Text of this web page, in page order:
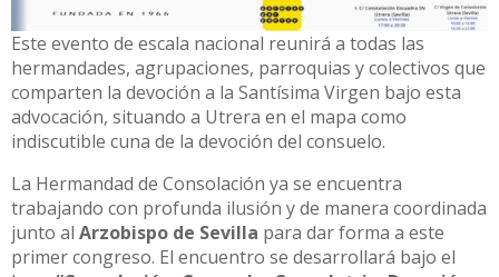
Este evento de escala nacional reunirá a todas las
hermandades, agrupaciones, parroquias y colectivos que
comparten la devoción a la Santísima Virgen bajo esta
advocación, situando a Utrera en el mapa como
indiscutible cuna de la devoción del consuelo.
La Hermandad de Consolación ya se encuentra
trabajando con profunda ilusión y de manera coordinada
junto al Arzobispo de Sevilla para dar forma a este
primer congreso. El encuentro se desarrollará bajo el